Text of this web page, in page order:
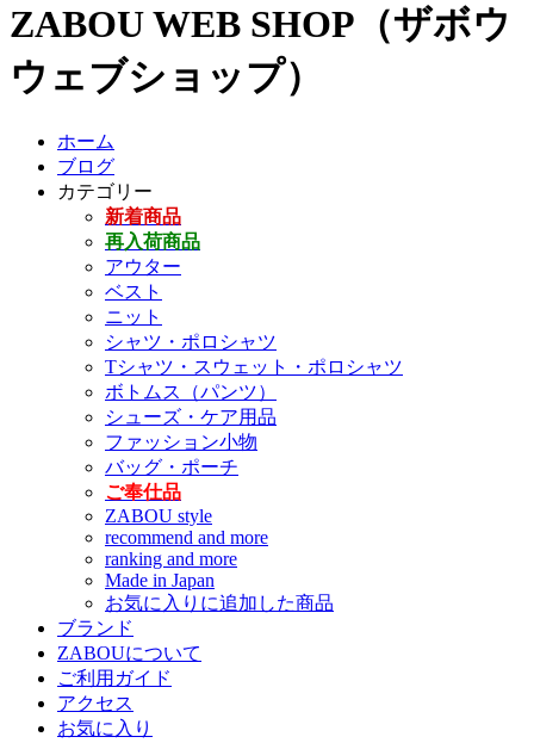
ZABOU WEB SHOP（ザボウ
ウェブショップ）
ホーム
ブログ
カテゴリー
新着商品
再入荷商品
アウター
ベスト
ニット
シャツ・ポロシャツ
Tシャツ・スウェット・ポロシャツ
ボトムス（パンツ）
シューズ・ケア用品
ファッション小物
バッグ・ポーチ
ご奉仕品
ZABOU style
recommend and more
ranking and more
Made in Japan
お気に入りに追加した商品
ブランド
ZABOUについて
ご利用ガイド
アクセス
お気に入り